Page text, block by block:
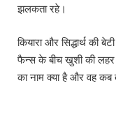
झलकता रहे।
कियारा और सिद्धार्थ की
फैन्स के बीच खुशी की लहर
का नाम क्या है और वह